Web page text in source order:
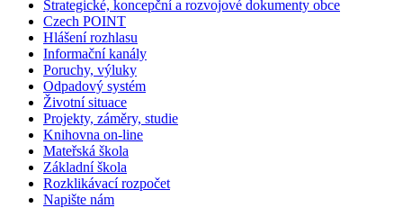
Strategické, koncepční a rozvojové dokumenty obce
Czech POINT
Hlášení rozhlasu
Informační kanály
Poruchy, výluky
Odpadový systém
Životní situace
Projekty, záměry, studie
Knihovna on-line
Mateřská škola
Základní škola
Rozklikávací rozpočet
Napište nám